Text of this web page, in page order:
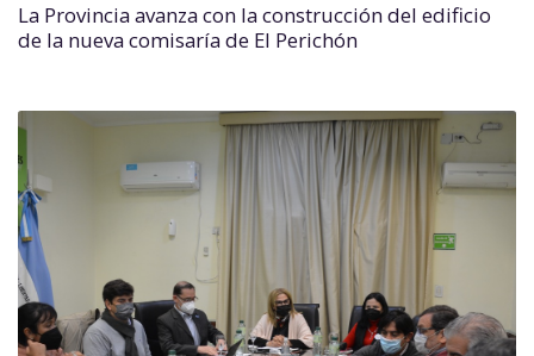
La Provincia avanza con la construcción del edificio
de la nueva comisaría de El Perichón